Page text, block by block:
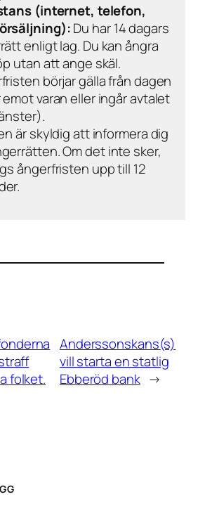
(internet, telefon,
Du har14 dagars
enligt lag. Du kan ångra
utan att ange skäl.
börjar gälla från dagen
varan eller ingår avtalet
är skyldig att informera dig
Om det inte sker,
ångerfristen upp till 12
folket.
Anderssonskans(s)
vill starta en statlig
Ebberöd bank →